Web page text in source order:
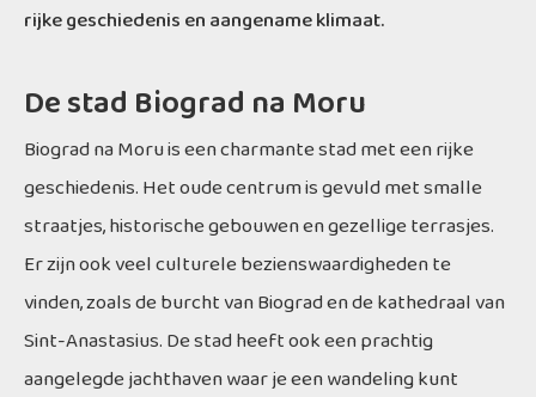
rijke geschiedenis en aangename klimaat.
De stad Biograd na Moru
Biograd na Moru is een charmante stad met een rijke
geschiedenis. Het oude centrum is gevuld met smalle
straatjes, historische gebouwen en gezellige terrasjes.
Er zijn ook veel culturele bezienswaardigheden te
vinden, zoals de burcht van Biograd en de kathedraal van
Sint-Anastasius. De stad heeft ook een prachtig
aangelegde jachthaven waar je een wandeling kunt